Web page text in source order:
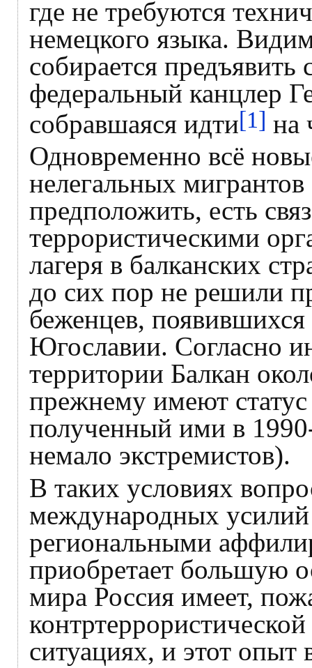
где не требуются
немецкого языка.
собирается предъявить
федеральный канцлер
собравшаяся идти[1] на
Одновременно всё
нелегальных
предположить, есть
террористическими
лагеря в балканских
до сих пор не решили
беженцев, появившихся
Югославии. Согласно
территории Балкан
прежнему имеют
полученный ими в
немало экстремистов).
В таких условиях
международных усилий
региональными
приобретает большую
мира Россия имеет,
ситуациях, и этот опыт